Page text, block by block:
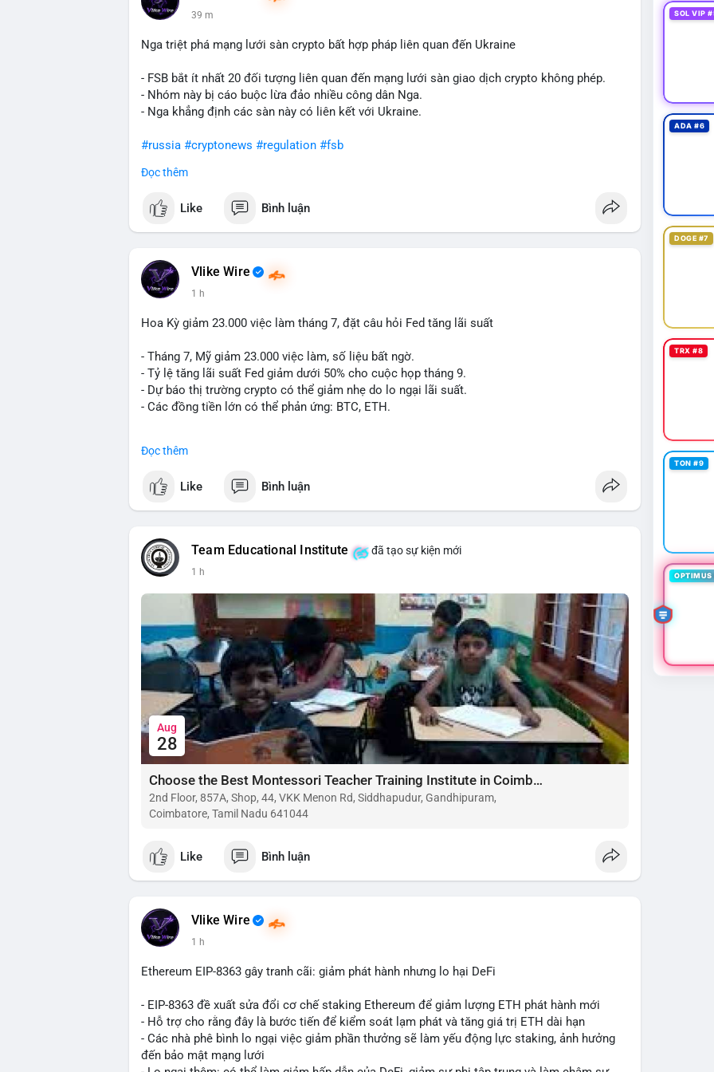
#whalealert ,#smartmoney
chuyển ví lạnh:#45btc #vilanh #tichluydaihan #btcmempool. KHÔNG dùng hashtag tên mô
39 m
Nga triệt phá mạng lưới sàn crypto bất hợp pháp liên quan đến Ukraine
- FSB bắt ít nhất 20 đối tượng liên quan đến mạng lưới sàn giao dịch crypto không phép.
- Nhóm này bị cáo buộc lừa đảo nhiều công dân Nga.
- Nga khẳng định các sàn này có liên kết với Ukraine.
#russia #cryptonews #regulation #fsb
$btc $eth
#vlikevn #titanbot
Đọc thêm
Like Bình luận
Vlike Wire
1 h
Hoa Kỳ giảm 23.000 việc làm tháng 7, đặt câu hỏi Fed tăng lãi suất
- Tháng 7, Mỹ giảm 23.000 việc làm, số liệu bất ngờ.
- Tỷ lệ tăng lãi suất Fed giảm dưới 50% cho cuộc họp tháng 9.
- Dự báo thị trường crypto có thể giảm nhẹ do lo ngại lãi suất.
- Các đồng tiền lớn có thể phản ứng: BTC, ETH.
#vlikevn #titanbot
📰 Nguồn: CoinDesk
Đọc thêm
Like Bình luận
Team Educational Institute đã tạo sự kiện mới
1 h
Aug
28
Choose the Best Montessori Teacher Training Institute in Coimbatore for a Rewarding Career
2nd Floor, 857A, Shop, 44, VKK Menon Rd, Siddhapudur, Gandhipuram,
Coimbatore, Tamil Nadu 641044
Like Bình luận
Vlike Wire
1 h
Ethereum EIP-8363 gây tranh cãi: giảm phát hành nhưng lo hại DeFi
- EIP-8363 đề xuất sửa đổi cơ chế staking Ethereum để giảm lượng ETH phát hành mới
- Hỗ trợ cho rằng đây là bước tiến để kiểm soát lạm phát và tăng giá trị ETH dài hạn
- Các nhà phê bình lo ngại việc giảm phần thưởng sẽ làm yếu động lực staking, ảnh hưởng
đến bảo mật mạng lưới
SOL VIP
ADA #6
DOGE #7
TRX #8
TON #9
OPTIMUS